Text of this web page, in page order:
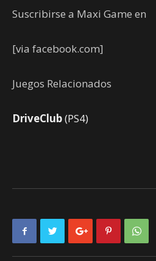
Suscribirse a Maxi Game en
[via facebook.com]
Juegos Relacionados
DriveClub(PS4)